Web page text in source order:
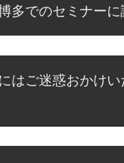
多でのセミナー
はご迷惑おかけ